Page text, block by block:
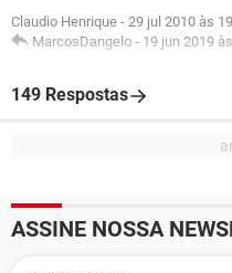
Claudio Henrique - 29 jul 2010 às
MarcosDangelo - 19 jun 2019
149 Respostas
ASSINE NOSSA